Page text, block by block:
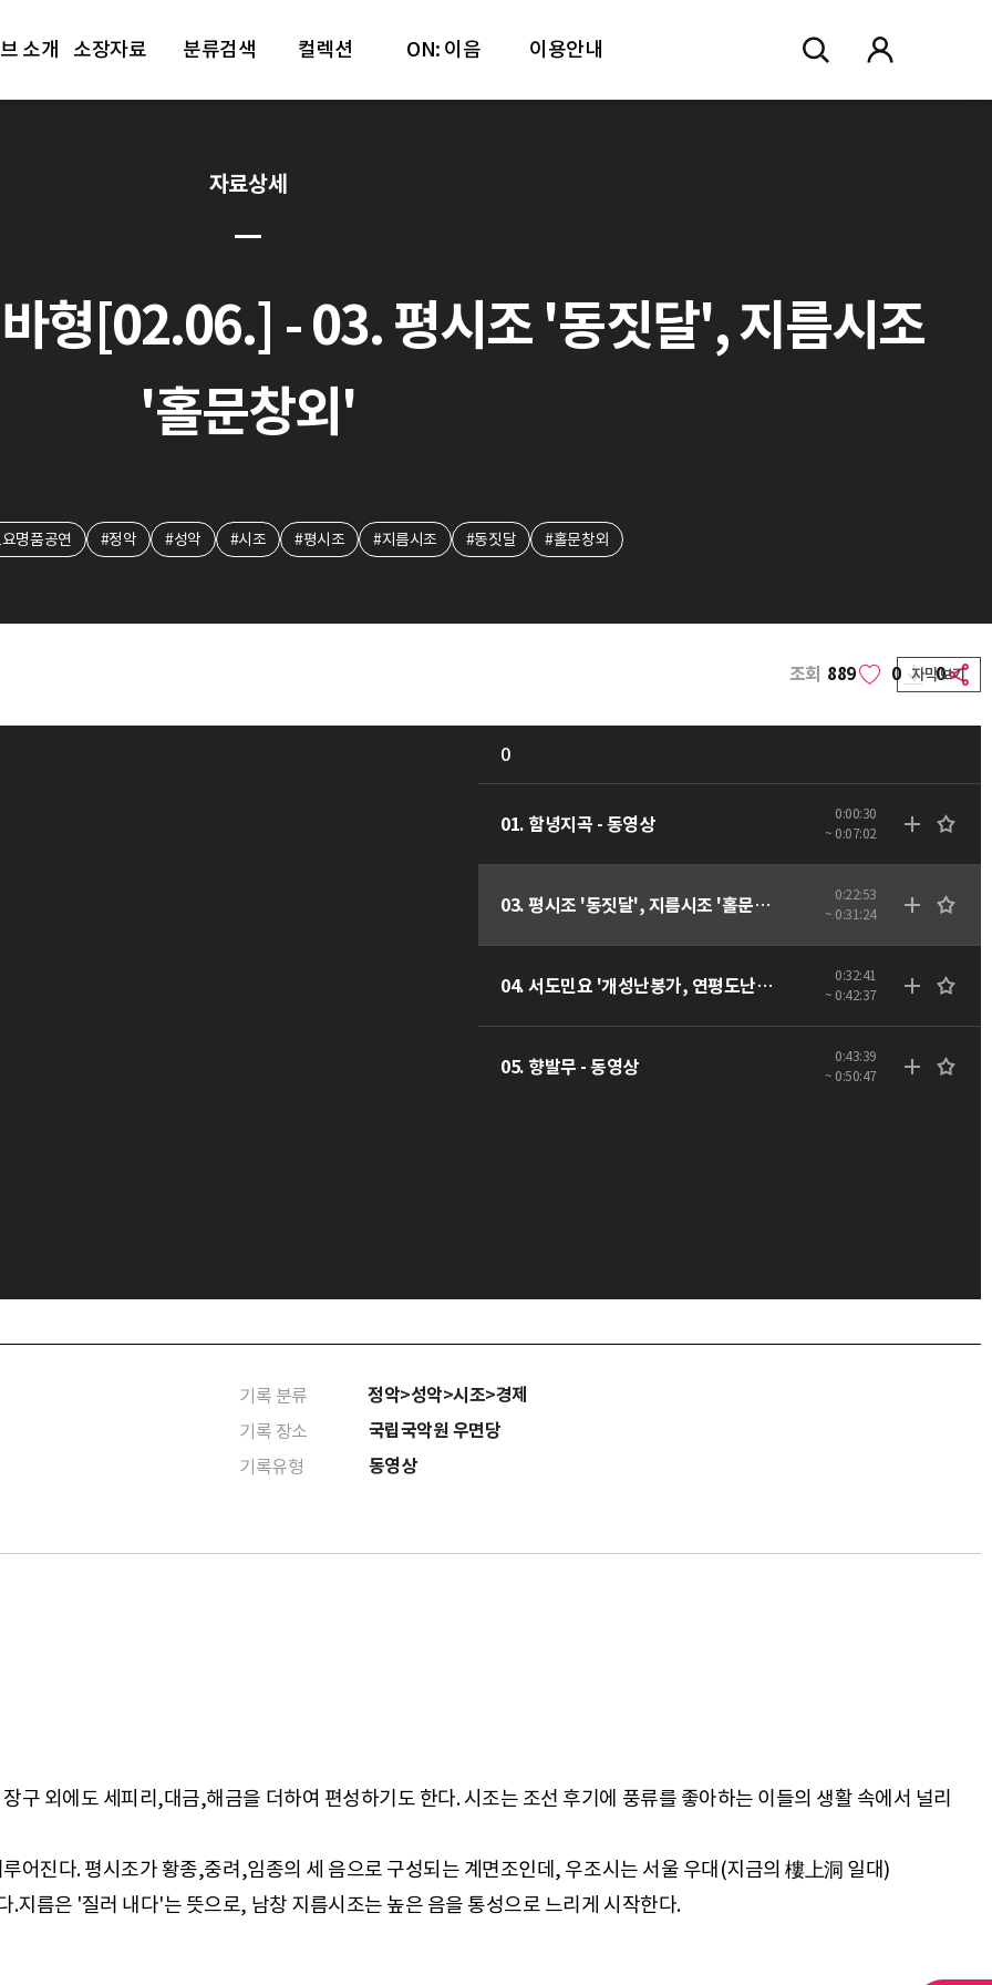
소개 소장자료 분류검색 컬렉션 ON: 이음 이용안내
자료상세
형[02.06.] - 03. 평시조 '동짓달', 지름시조
'홀문창외'
명품공연 #정악 #성악 #시조 #평시조 #지름시조 #동짓달 #홀문창외
조회 889 0 0
자막보기
0
01. 함녕지곡 - 동영상
0:00:30
~ 0:07:02
03. 평시조 '동짓달', 지름시조 '홀문창외' - 동영상
0:22:53
~ 0:31:24
04. 서도민요 '개성난봉가, 연평도난봉가, 배치기' - 동영상
0:32:41
~ 0:42:37
05. 향발무 - 동영상
0:43:39
~ 0:50:47
기록 분류 정악>성악>시조>경제
기록 장소 국립국악원 우면당
기록유형 동영상
구 외에도 세피리,대금,해금을 더하여 편성하기도 한다. 시조는 조선 후기에 풍류를 좋아하는 이들의 생활 속에서 널리
어진다. 평시조가 황종,중려,임종의 세 음으로 구성되는 계면조인데, 우조시는 서울 우대(지금의 樓上洞 일대)
지름은 '질러 내다'는 뜻으로, 남창 지름시조는 높은 음을 통성으로 느리게 시작한다.